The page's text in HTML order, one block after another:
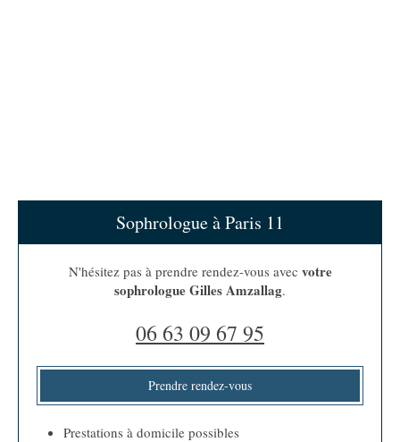
Sophrologue à Paris 11
N'hésitez pas à prendre rendez-vous avec votre
sophrologue Gilles Amzallag.
06 63 09 67 95
Prendre rendez-vous
Prestations à domicile possibles